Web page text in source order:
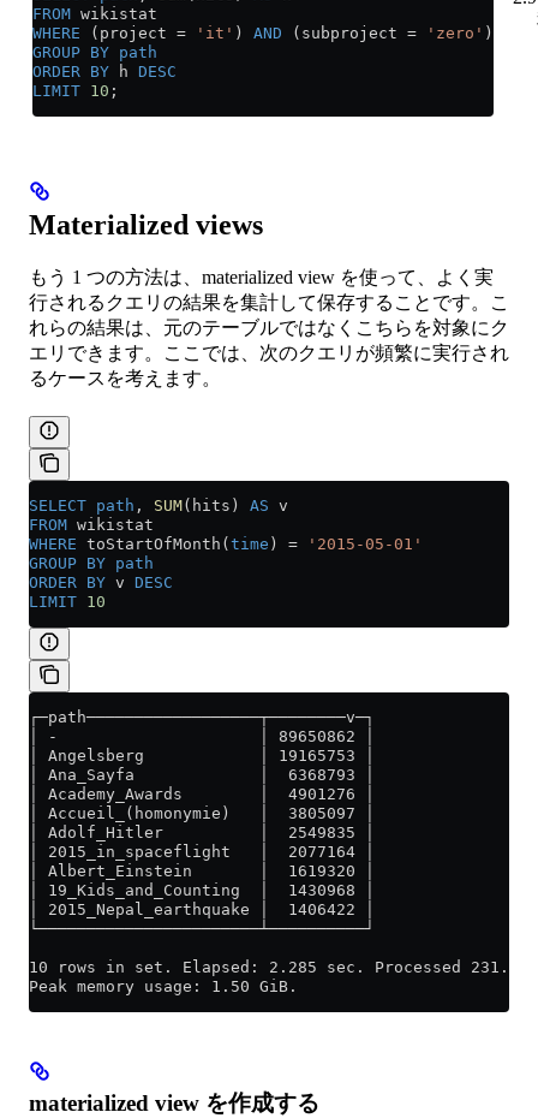
FROM wikistat
WHERE (project = 'it' ) AND (subproject = 'zero' )
GROUP BY path
ORDER BY h DESC
LIMIT 10 ;
Materialized views
もう 1 つの方法は、materialized view を使って、よく実
行されるクエリの結果を集計して保存することです。こ
れらの結果は、元のテーブルではなくこちらを対象にク
エリできます。ここでは、次のクエリが頻繁に実行され
るケースを考えます。
SELECT path , SUM(hits) AS v
FROM wikistat
WHERE toStartOfMonth(time ) = '2015-05-01'
GROUP BY path
ORDER BY v DESC
LIMIT 10
┌─path──────────────────┬────────v─┐
│ -                     │ 89650862 │
│ Angelsberg            │ 19165753 │
│ Ana_Sayfa             │  6368793 │
│ Academy_Awards        │  4901276 │
│ Accueil_(homonymie)   │  3805097 │
│ Adolf_Hitler          │  2549835 │
│ 2015_in_spaceflight   │  2077164 │
│ Albert_Einstein       │  1619320 │
│ 19_Kids_and_Counting  │  1430968 │
│ 2015_Nepal_earthquake │  1406422 │
└───────────────────────┴──────────┘
10 rows in set. Elapsed: 2.285 sec. Processed
Peak memory usage: 1.50 GiB.
materialized view を作成する